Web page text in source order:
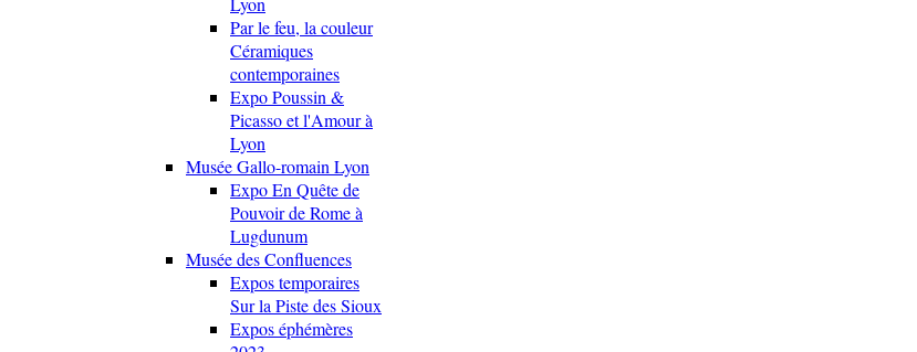
Par le feu, la couleur
Céramiques
contemporaines
Expo Poussin &
Picasso et l'Amour à
Lyon
Musée Gallo-romain Lyon
Expo En Quête de
Pouvoir de Rome à
Lugdunum
Musée des Confluences
Expos temporaires
Sur la Piste des Sioux
Expos éphémères